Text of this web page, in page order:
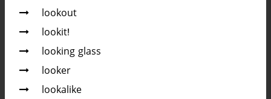
lookout
lookit!
looking glass
looker
lookalike